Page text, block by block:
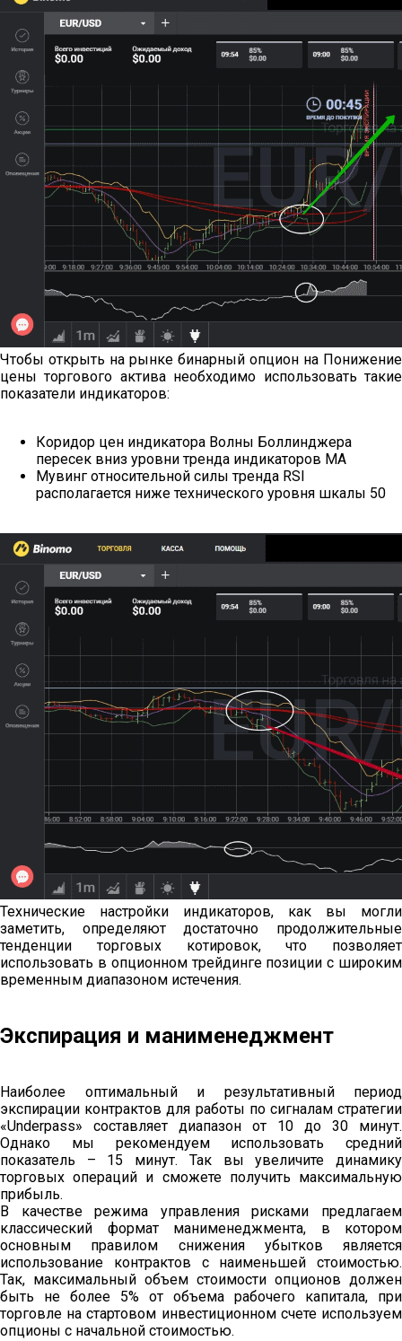
Чтобы открыть на рынке бинарный опцион на Понижение
цены торгового актива необходимо использовать такие
показатели индикаторов:
Коридор цен индикатора Волны Боллинджера
пересек вниз уровни тренда индикаторов МА
Мувинг относительной силы тренда RSI
располагается ниже технического уровня шкалы 50
Технические настройки индикаторов, как вы могли
заметить, определяют достаточно продолжительные
тенденции торговых котировок, что позволяет
использовать в опционном трейдинге позиции с широким
временным диапазоном истечения.
Экспирация и манименеджмент
Наиболее оптимальный и результативный период
экспирации контрактов для работы по сигналам стратегии
«Underpass» составляет диапазон от 10 до 30 минут.
Однако мы рекомендуем использовать средний
показатель – 15 минут. Так вы увеличите динамику
торговых операций и сможете получить максимальную
прибыль.
В качестве режима управления рисками предлагаем
классический формат манименеджмента, в котором
основным правилом снижения убытков является
использование контрактов с наименьшей стоимостью.
Так, максимальный объем стоимости опционов должен
быть не более 5% от объема рабочего капитала, при
торговле на стартовом инвестиционном счете используем
опционы с начальной стоимостью.